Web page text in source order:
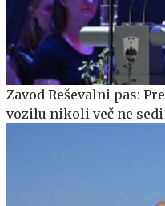
Zavod Reševalni pas:
vozilu nikoli več ne